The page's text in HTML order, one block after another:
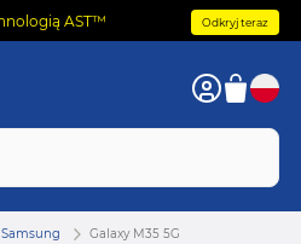
AST™ Odkryj teraz
Samsung Galaxy M35 5G